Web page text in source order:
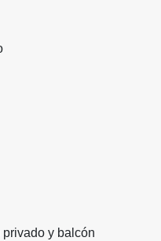
y balcón